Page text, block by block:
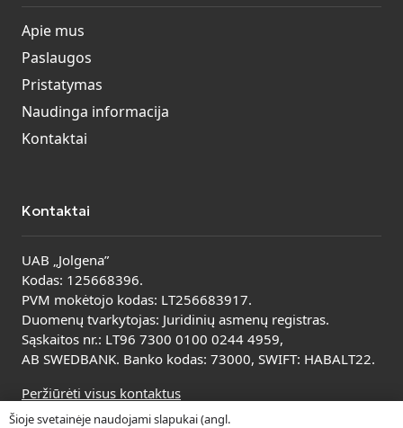
Apie mus
Paslaugos
Pristatymas
Naudinga informacija
Kontaktai
Kontaktai
UAB „Jolgena”
Kodas: 125668396.
PVM mokėtojo kodas: LT256683917.
Duomenų tvarkytojas: Juridinių asmenų registras.
Sąskaitos nr.: LT96 7300 0100 0244 4959,
AB SWEDBANK. Banko kodas: 73000, SWIFT: HABALT22.
Peržiūrėti visus kontaktus
Šioje svetainėje naudojami slapukai (angl.